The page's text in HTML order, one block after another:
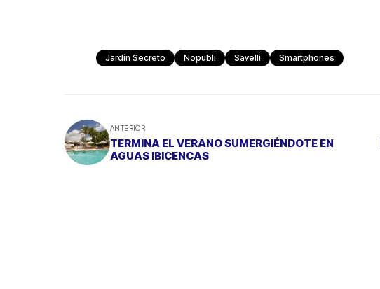
Jardín Secreto Nopubli Savelli Smartphones
ANTERIOR
TERMINA EL VERANO SUMERGIÉNDOTE EN
AGUAS IBICENCAS